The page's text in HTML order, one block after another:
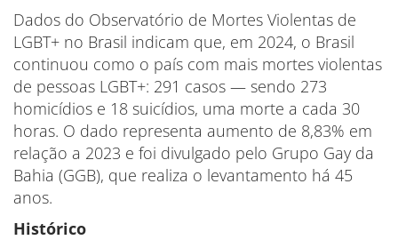
Dados do Observatório de Mortes Violentas de
LGBT+ no Brasil indicam que, em 2024, o Brasil
continuou como o país com mais mortes violentas
de pessoas LGBT+: 291 casos — sendo 273
homicídios e 18 suicídios, uma morte a cada 30
horas. O dado representa aumento de 8,83% em
relação a 2023 e foi divulgado pelo Grupo Gay da
Bahia (GGB), que realiza o levantamento há 45
anos.
Histórico